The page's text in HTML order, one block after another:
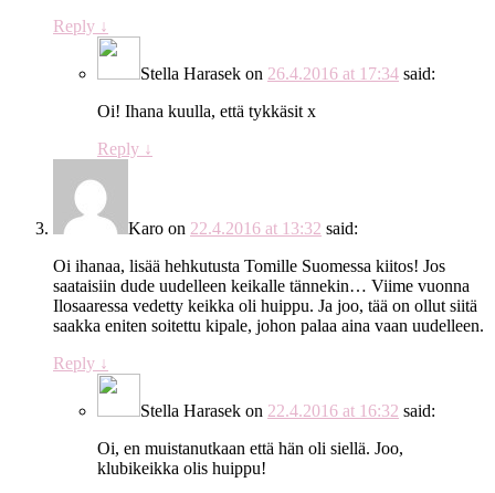
Reply ↓
Stella Harasek on 26.4.2016 at 17:34 said:
Oi! Ihana kuulla, että tykkäsit x
Reply ↓
Karo on 22.4.2016 at 13:32 said:
Oi ihanaa, lisää hehkutusta Tomille Suomessa kiitos! Jos
saataisiin dude uudelleen keikalle tännekin… Viime vuonna
Ilosaaressa vedetty keikka oli huippu. Ja joo, tää on ollut siitä
saakka eniten soitettu kipale, johon palaa aina vaan uudelleen.
Reply ↓
Stella Harasek on 22.4.2016 at 16:32 said:
Oi, en muistanutkaan että hän oli siellä. Joo,
klubikeikka olis huippu!